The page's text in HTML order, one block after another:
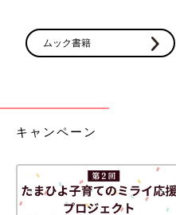
ムック書籍
キャンペーン